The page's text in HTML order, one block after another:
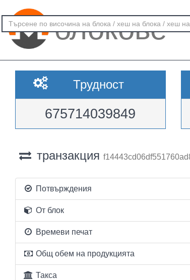
блокове
Трудност
675714039849
транзакция
Потвърждения
От блок
Времеви печат
Общ обем на продукцията
Такса